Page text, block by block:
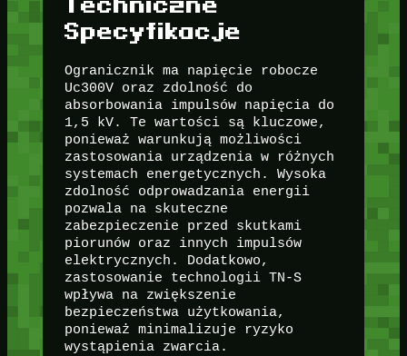
Specyfikacje
Ogranicznik ma napięcie robocze
Uc300V oraz zdolność do
absorbowania impulsów napięcia do
1,5 kV. Te wartości są kluczowe,
ponieważ warunkują możliwości
zastosowania urządzenia w różnych
systemach energetycznych. Wysoka
zdolność odprowadzania energii
pozwala na skuteczne
zabezpieczenie przed skutkami
piorunów oraz innych impulsów
elektrycznych. Dodatkowo,
zastosowanie technologii TN-S
wpływa na zwiększenie
bezpieczeństwa użytkowania,
ponieważ minimalizuje ryzyko
wystąpienia zwarcia.